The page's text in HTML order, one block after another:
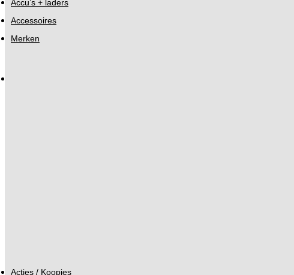
Accu’s + laders
Accessoires
Merken
Acties / Koopjes